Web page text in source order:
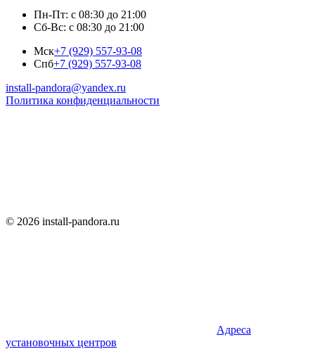
Пн-Пт: с 08:30 до 21:00
Сб-Вс: с 08:30 до 21:00
Мск+7 (929) 557-93-08
Спб+7 (929) 557-93-08
install-pandora@yandex.ru
Политика конфиденциальности
© 2026 install-pandora.ru
Адреса
установочных центров